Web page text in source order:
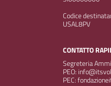
Codice
USAL8PV
CONTATTO
Segreteria
PEO:
PEC: